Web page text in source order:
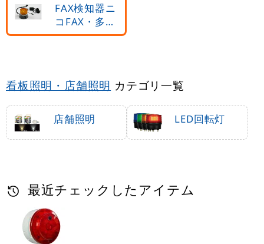
FAX検知器ニ
コFAX・多目
的警報器ミュ
看板照明・店舗照明 カテゴリ一覧
店舗照明 LED回転灯
最近チェックしたアイテム